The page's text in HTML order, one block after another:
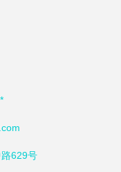
629号